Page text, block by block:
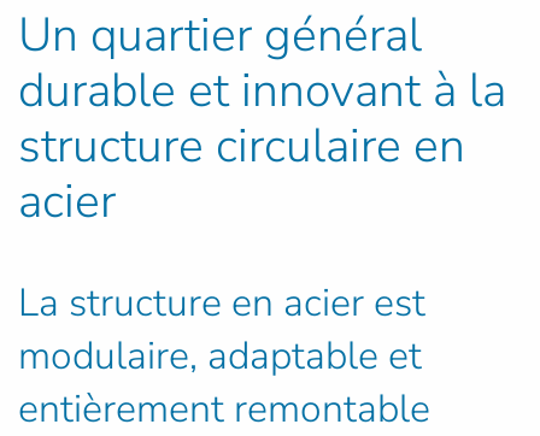
Un quartier général
durable et innovant à la
structure circulaire en
acier
La structure en acier est
modulaire, adaptable et
entièrement remontable